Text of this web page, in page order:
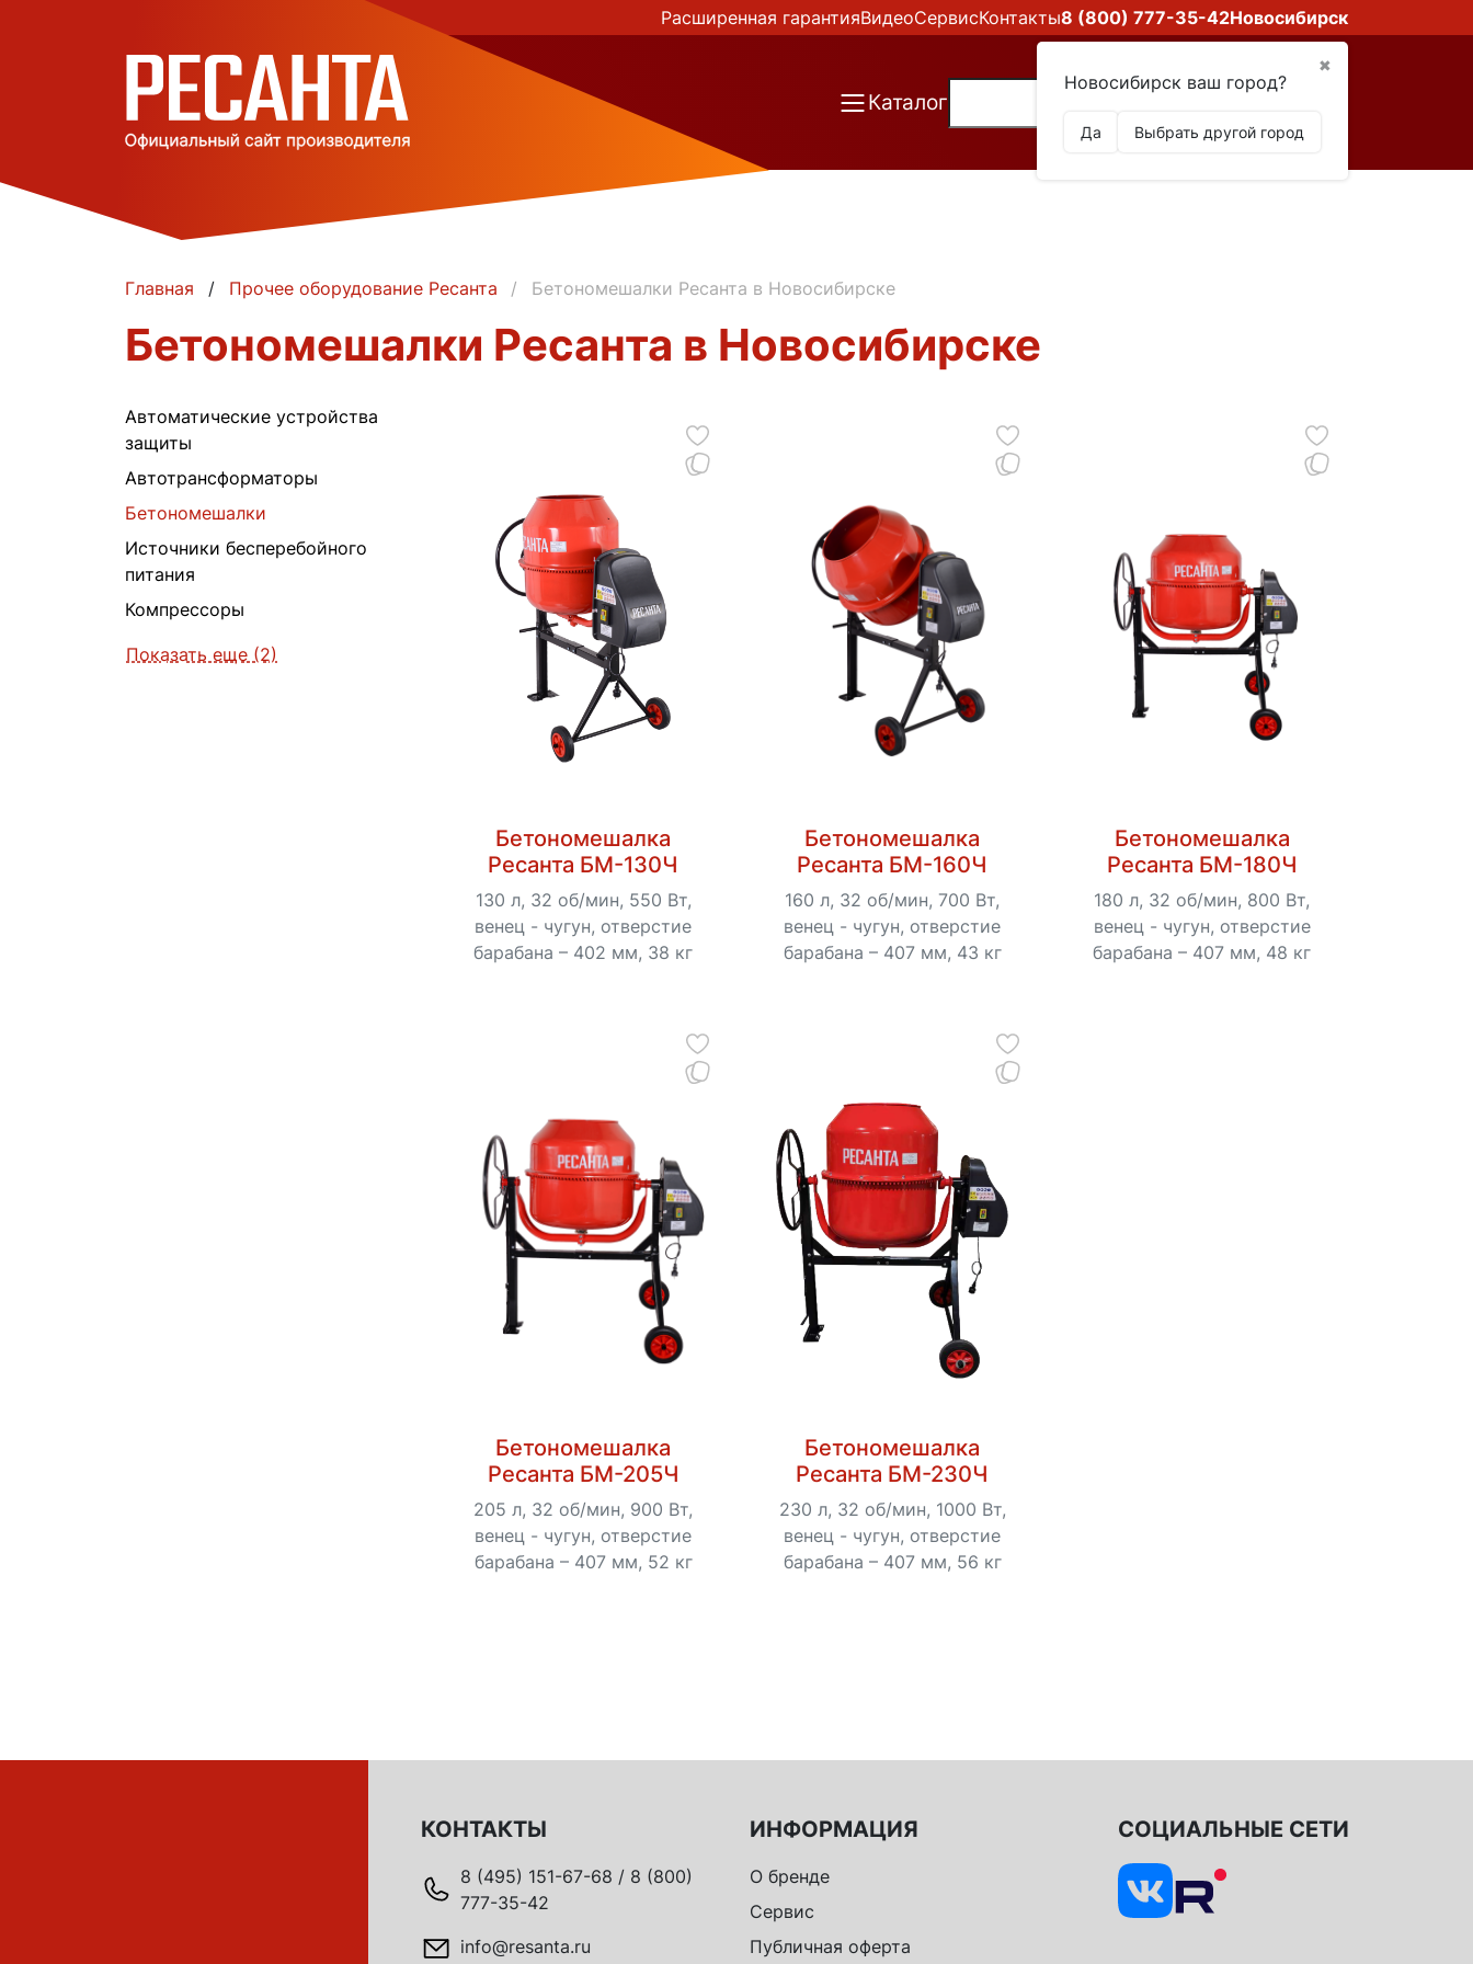
Расширенная гарантияВидеоСервисКонтакты8 (800) 777-35-42Новосибирск
✖
Новосибирск ваш город?
Да Выбрать другой город
Каталог
Главная Прочее оборудование Ресанта Бетономешалки Ресанта в Новосибирске
Бетономешалки Ресанта в Новосибирске
Автоматические устройства
защиты
Автотрансформаторы
Бетономешалки
Источники бесперебойного
питания
Компрессоры
Показать еще (2)
Бетономешалка
Ресанта БМ-130Ч
130 л, 32 об/мин, 550 Вт,
венец - чугун, отверстие
барабана – 402 мм, 38 кг
Бетономешалка
Ресанта БМ-160Ч
160 л, 32 об/мин, 700 Вт,
венец - чугун, отверстие
барабана – 407 мм, 43 кг
Бетономешалка
Ресанта БМ-180Ч
180 л, 32 об/мин, 800 Вт,
венец - чугун, отверстие
барабана – 407 мм, 48 кг
Бетономешалка
Ресанта БМ-205Ч
205 л, 32 об/мин, 900 Вт,
венец - чугун, отверстие
барабана – 407 мм, 52 кг
Бетономешалка
Ресанта БМ-230Ч
230 л, 32 об/мин, 1000 Вт,
венец - чугун, отверстие
барабана – 407 мм, 56 кг
КОНТАКТЫ
8 (495) 151-67-68 / 8 (800)
777-35-42
info@resanta.ru
ИНФОРМАЦИЯ
О бренде
Сервис
Публичная оферта
СОЦИАЛЬНЫЕ СЕТИ